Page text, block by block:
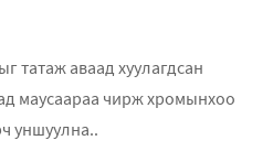
татаж аваад хуулагдсан
маусаараа чирж хромынхоо
уншуулна..